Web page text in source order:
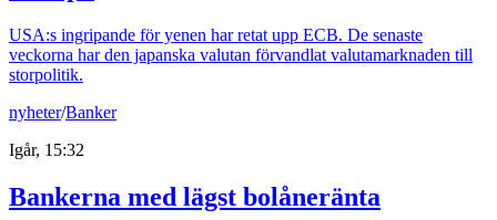
USA:s ingripande för yenen har retat upp ECB. De senaste
veckorna har den japanska valutan förvandlat valutamarknaden till
storpolitik.
nyheter/Banker
Igår, 15:32
Bankerna med lägst bolåneränta